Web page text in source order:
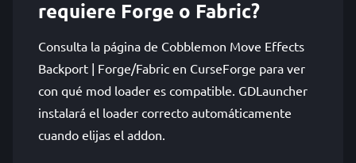
requiere Forge o Fabric?
Consulta la página de Cobblemon Move Effects
Backport | Forge/Fabric en CurseForge para ver
con qué mod loader es compatible. GDLauncher
instalará el loader correcto automáticamente
cuando elijas el addon.